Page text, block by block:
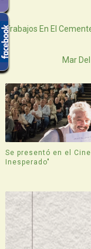
Siguiente
Trabajos En El
Mar
Se presentó en el
Inesperado"